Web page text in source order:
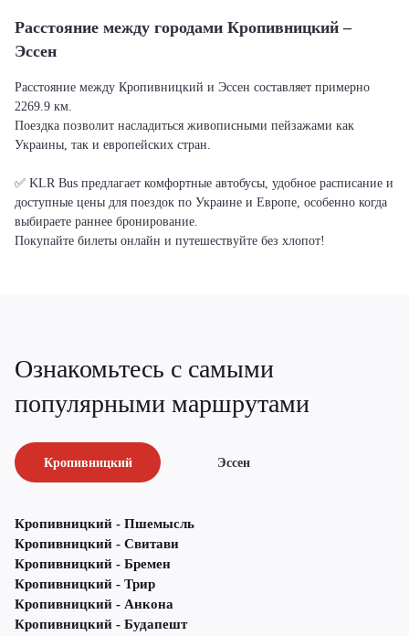
Расстояние между городами Кропивницкий –
Эссен
Расстояние между Кропивницкий и Эссен составляет примерно
2269.9 км.
Поездка позволит насладиться живописными пейзажами как
Украины, так и европейских стран.
✅ KLR Bus предлагает комфортные автобусы, удобное расписание и
доступные цены для поездок по Украине и Европе, особенно когда
выбираете раннее бронирование.
Покупайте билеты онлайн и путешествуйте без хлопот!
Ознакомьтесь с самыми
популярными маршрутами
Кропивницкий Эссен
Кропивницкий - Пшемысль
Кропивницкий - Свитави
Кропивницкий - Бремен
Кропивницкий - Трир
Кропивницкий - Анкона
Кропивницкий - Будапешт